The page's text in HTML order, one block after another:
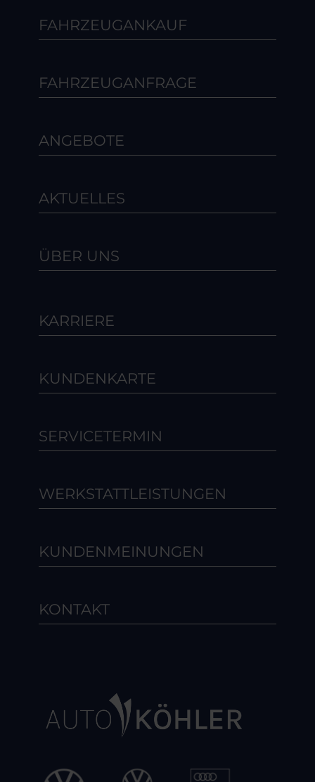
FAHRZEUGANKAUF
FAHRZEUGANFRAGE
ANGEBOTE
AKTUELLES
ÜBER UNS
KARRIERE
KUNDENKARTE
SERVICETERMIN
WERKSTATTLEISTUNGEN
KUNDENMEINUNGEN
KONTAKT